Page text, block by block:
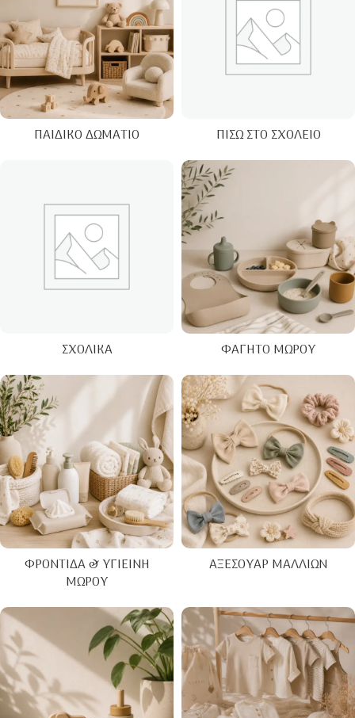
ΠΑΙΔΙΚΌ ΔΩΜΆΤΙΟ ΠΊΣΩ ΣΤΟ ΣΧΟΛΕΊΟ
ΣΧΟΛΙΚΆ ΦΑΓΗΤΌ ΜΩΡΟΎ
ΦΡΟΝΤΊΔΑ & ΥΓΙΕΙΝΉ
ΜΩΡΟΎ
ΑΞΕΣΟΥΆΡ ΜΑΛΛΙΏΝ